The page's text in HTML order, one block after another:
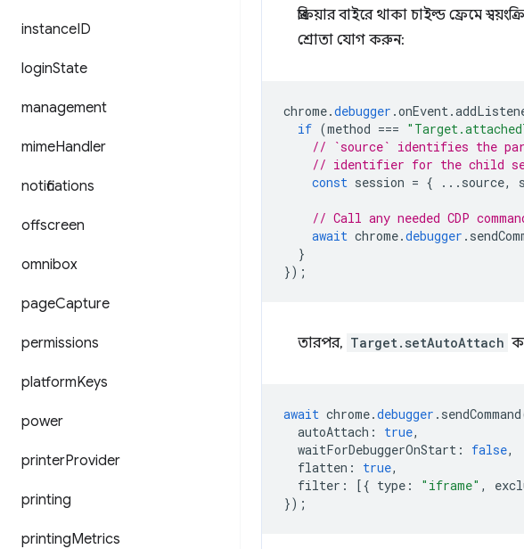
instanceID
loginState
management
mimeHandler
notifications
offscreen
omnibox
pageCapture
permissions
platformKeys
power
printerProvider
printing
printingMetrics
প্রক্রিয়ার বাইরে থাকা চাইল্ড ফ্রেমে
শ্রোতা যোগ করুন:
chrome.debugger .onEvent.
if (method ===
// `source` identifies the
// identifier for the child
const session = { ... source,
// Call any needed CDP
await chrome.debugger .
}
});
তারপর, Target.setAutoAttach
await chrome.debugger . sendCommand
autoAttach : true,
waitForDebuggerOnStart : false,
flatten : true,
filter : [{ type : "iframe" ,
});